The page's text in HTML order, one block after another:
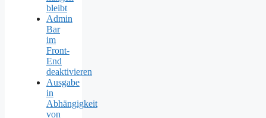
bleibt
Admin
Bar
im
Front-
End
deaktivieren
Ausgabe
in
Abhängigkeit
von